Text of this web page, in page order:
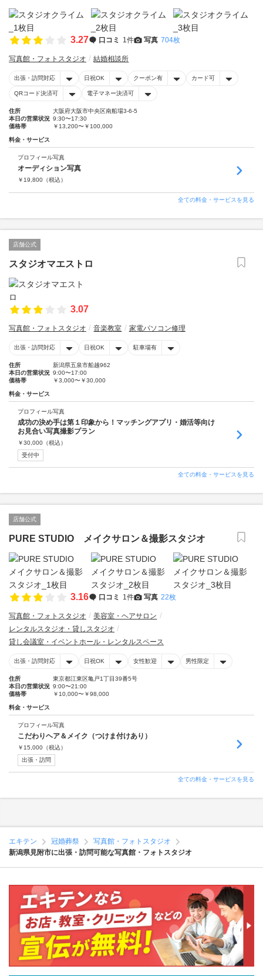
3.27 口コミ 1件 写真 704枚
写真館・フォトスタジオ 結婚相談所
出張・訪問対応 日祝OK クーポン有 カード可
QRコード決済可 電子マネー決済可
住所
大阪府大阪市中央区南船場3-6-5
本日の営業状況 9:30〜17:30
価格帯
￥13,200〜￥100,000
料金・サービス
プロフィール写真
オーディション写真
￥ 19,800 （税込）
全ての料金・サービスを見る
店舗公式
スタジオマエストロ
3.07
写真館・フォトスタジオ 音楽教室 家電パソコン修理
出張・訪問対応 日祝OK 駐車場有
住所
新潟県五泉市船越962
本日の営業状況 9:00〜17:00
価格帯
￥3,000〜￥30,000
料金・サービス
プロフィール写真
成功の決め手は第１印象から！マッチングアプリ・婚活等向け
お見合い写真撮影プラン
￥30,000 （税込）
受付中
全ての料金・サービスを見る
店舗公式
PURE STUDIO メイクサロン＆撮影スタジオ
3.16 口コミ 1件 写真 22枚
写真館・フォトスタジオ
美容室・ヘアサロン
レンタルスタジオ・貸しスタジオ
貸し会議室・イベントホール・レンタルスペース
出張・訪問対応 日祝OK 女性歓迎 男性限定
住所
東京都江東区亀戸1丁目39番5号
本日の営業状況 9:00〜21:00
価格帯
￥10,000〜￥98,000
料金・サービス
プロフィール写真
こだわりヘア＆メイク（つけま付けあり）
￥ 15,000 （税込）
出張・訪問
全ての料金・サービスを見る
エキテン 冠婚葬祭
写真館・フォトスタジオ
新潟県見附市に出張・訪問可能な写真館・フォトスタジオ